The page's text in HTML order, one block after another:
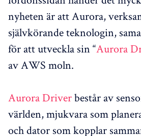
nyheten är att Aurora,
självkörande teknologin,
för att utveckla sin “Aurora
av AWS moln.
Aurora Driverbestår av
världen, mjukvara som
och dator som kopplar